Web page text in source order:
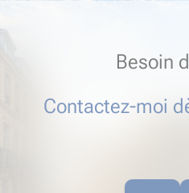
Besoin
Contactez-moi